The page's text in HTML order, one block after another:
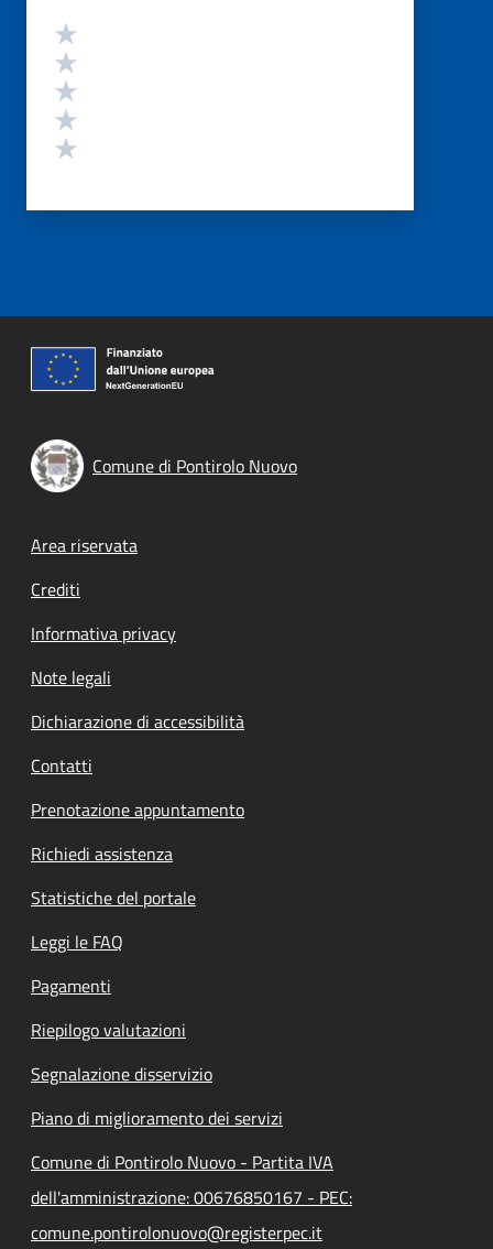
Valutazione
Comune di Pontirolo Nuovo
Footer menu
Area riservata
Crediti
Informativa privacy
Note legali
Dichiarazione di accessibilità
Contatti
Prenotazione appuntamento
Richiedi assistenza
Statistiche del portale
Leggi le FAQ
Pagamenti
Riepilogo valutazioni
Segnalazione disservizio
Piano di miglioramento dei servizi
Comune di Pontirolo Nuovo - Partita IVA
dell'amministrazione: 00676850167 - PEC:
comune.pontirolonuovo@registerpec.it